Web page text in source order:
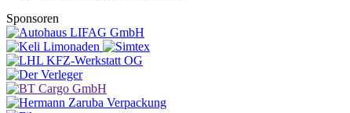
Sponsoren